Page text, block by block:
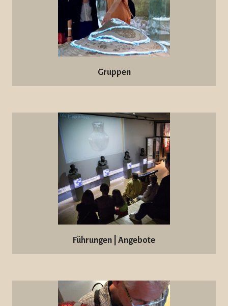
Gruppen
Führungen | Angebote